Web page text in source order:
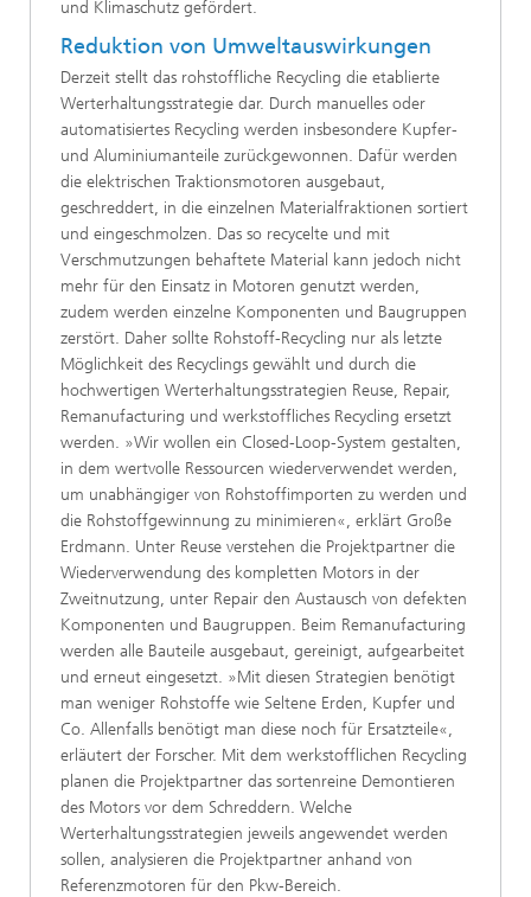
und Klimaschutz gefördert.
Reduktion von Umweltauswirkungen
Derzeit stellt das rohstoffliche Recycling die etablierte
Werterhaltungsstrategie dar. Durch manuelles oder
automatisiertes Recycling werden insbesondere Kupfer-
und Aluminiumanteile zurückgewonnen. Dafür werden
die elektrischen Traktionsmotoren ausgebaut,
geschreddert, in die einzelnen Materialfraktionen sortiert
und eingeschmolzen. Das so recycelte und mit
Verschmutzungen behaftete Material kann jedoch nicht
mehr für den Einsatz in Motoren genutzt werden,
zudem werden einzelne Komponenten und Baugruppen
zerstört. Daher sollte Rohstoff-Recycling nur als letzte
Möglichkeit des Recyclings gewählt und durch die
hochwertigen Werterhaltungsstrategien Reuse, Repair,
Remanufacturing und werkstoffliches Recycling ersetzt
werden. »Wir wollen ein Closed-Loop-System gestalten,
in dem wertvolle Ressourcen wiederverwendet werden,
um unabhängiger von Rohstoffimporten zu werden und
die Rohstoffgewinnung zu minimieren«, erklärt Große
Erdmann. Unter Reuse verstehen die Projektpartner die
Wiederverwendung des kompletten Motors in der
Zweitnutzung, unter Repair den Austausch von defekten
Komponenten und Baugruppen. Beim Remanufacturing
werden alle Bauteile ausgebaut, gereinigt, aufgearbeitet
und erneut eingesetzt. »Mit diesen Strategien benötigt
man weniger Rohstoffe wie Seltene Erden, Kupfer und
Co. Allenfalls benötigt man diese noch für Ersatzteile«,
erläutert der Forscher. Mit dem werkstofflichen Recycling
planen die Projektpartner das sortenreine Demontieren
des Motors vor dem Schreddern. Welche
Werterhaltungsstrategien jeweils angewendet werden
sollen, analysieren die Projektpartner anhand von
Referenzmotoren für den Pkw-Bereich.